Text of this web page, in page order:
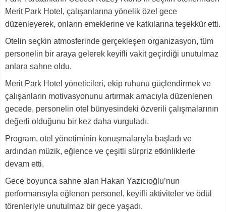
Merit Park Hotel, çalışanlarına yönelik özel gece
düzenleyerek, onların emeklerine ve katkılarına teşekkür etti.
Otelin seçkin atmosferinde gerçekleşen organizasyon, tüm
personelin bir araya gelerek keyifli vakit geçirdiği unutulmaz
anlara sahne oldu.
Merit Park Hotel yöneticileri, ekip ruhunu güçlendirmek ve
çalışanların motivasyonunu artırmak amacıyla düzenlenen
gecede, personelin otel bünyesindeki özverili çalışmalarının
değerli olduğunu bir kez daha vurguladı.
Program, otel yönetiminin konuşmalarıyla başladı ve
ardından müzik, eğlence ve çeşitli sürpriz etkinliklerle
devam etti.
Gece boyunca sahne alan Hakan Yazıcıoğlu’nun
performansıyla eğlenen personel, keyifli aktiviteler ve ödül
törenleriyle unutulmaz bir gece yaşadı.